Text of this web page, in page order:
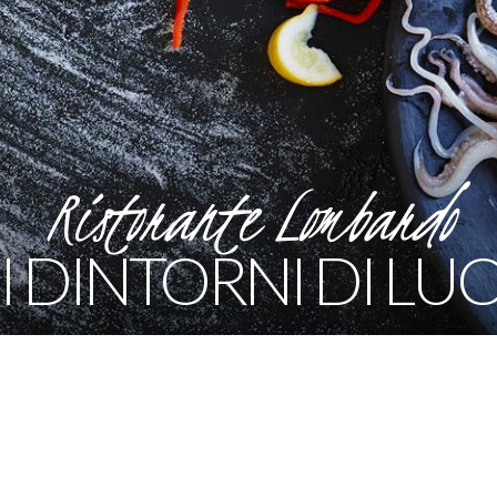
Ristorante Lombardo
DINTORNI DI